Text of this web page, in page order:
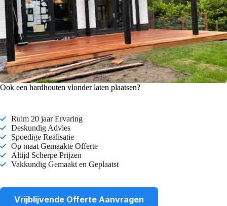
Ook een hardhouten vlonder laten plaatsen?
Ruim 20 jaar Ervaring
Deskundig Advies
Spoedige Realisatie
Op maat Gemaakte Offerte
Altijd Scherpe Prijzen
Vakkundig Gemaakt en Geplaatst
Vrijblijvende Offerte Aanvragen